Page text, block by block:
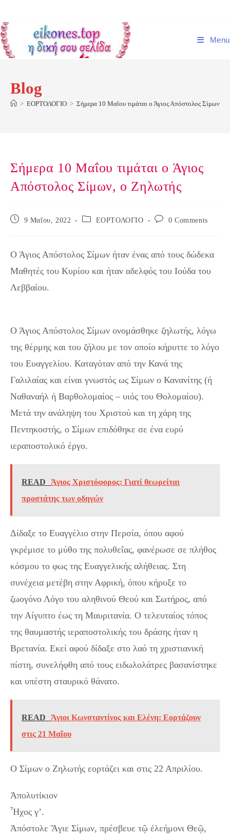
content
Menu
Blog
> ΕΟΡΤΟΛΟΓΙΟ > Σήμερα 10 Μαΐου τιμάται ο Άγιος Απόστολος Σίμων, ο
Σήμερα 10 Μαΐου τιμάται ο Άγιος
Απόστολος Σίμων, ο Ζηλωτής
Post
9 Μαΐου, 2022
Post
ΕΟΡΤΟΛΟΓΙΟ
Post 0 Comments
Ο Άγιος Απόστολος Σίμων ήταν ένας από τους δώδεκα
Μαθητές του Κυρίου και ήταν αδελφός του Ιούδα του
Λεββαίου.
Ο Άγιος Απόστολος Σίμων ονομάσθηκε ζηλωτής, λόγω
της θέρμης και του ζήλου με τον οποίο κήρυττε το λόγο
του Ευαγγελίου. Καταγόταν από την Κανά της
Γαλιλαίας και είναι γνωστός ως Σίμων ο Κανανίτης (ή
Ναθαναήλ ή Βαρθολομαίος – υιός του Θολομαίου).
Μετά την ανάληψη του Χριστού και τη χάρη της
Πεντηκοστής, ο Σίμων επιδόθηκε σε ένα ευρύ
ιεραποστολικό έργο.
READ
Άγιος Χριστόφορος: Γιατί θεωρείται
προστάτης των οδηγών
Δίδαξε το Ευαγγέλιο στην Περσία, όπου αφού
γκρέμισε το μύθο της πολυθεΐας, φανέρωσε σε πλήθος
κόσμου το φως της Ευαγγελικής αλήθειας. Στη
συνέχεια μετέβη στην Αφρική, όπου κήρυξε το
ζωογόνο Λόγο του αληθινού Θεού και Σωτήρος, από
την Αίγυπτο έως τη Μαυριτανία. Ο τελευταίος τόπος
της θαυμαστής ιεραποστολικής του δράσης ήταν η
Βρετανία. Εκεί αφού δίδαξε στο λαό τη χριστιανική
πίστη, συνελήφθη από τους ειδωλολάτρες βασανίστηκε
και υπέστη σταυρικό θάνατο.
READ
Άγιοι Κωνσταντίνος και Ελένη: Εορτάζουν
στις 21 Μαΐου
Ο Σίμων ο Ζηλωτής εορτάζει και στις 22 Απριλίου.
Ἀπολυτίκιον
Ἦχος γ’.
Ἀπόστολε Ἅγιε Σίμων, πρέσβευε τῷ ἐλεήμονι Θεῷ,